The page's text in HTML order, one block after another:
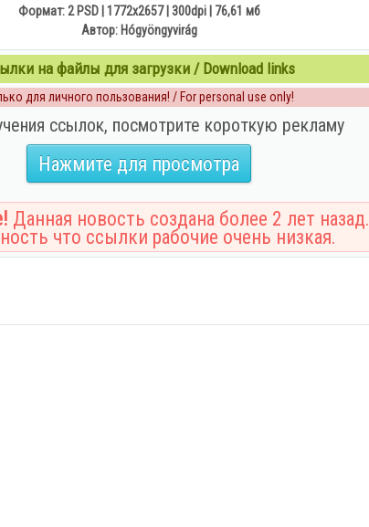
Формат: 2 PSD | 1772x2657 | 300dpi | 76,61 мб
Автор: Hógyöngyvirág
на файлы для загрузки / Download links
для личного пользования! / For personal use only!
ссылок, посмотрите короткую рекламу
Нажмите для просмотра
Данная новость создана более 2 лет назад.
что ссылки рабочие очень низкая.